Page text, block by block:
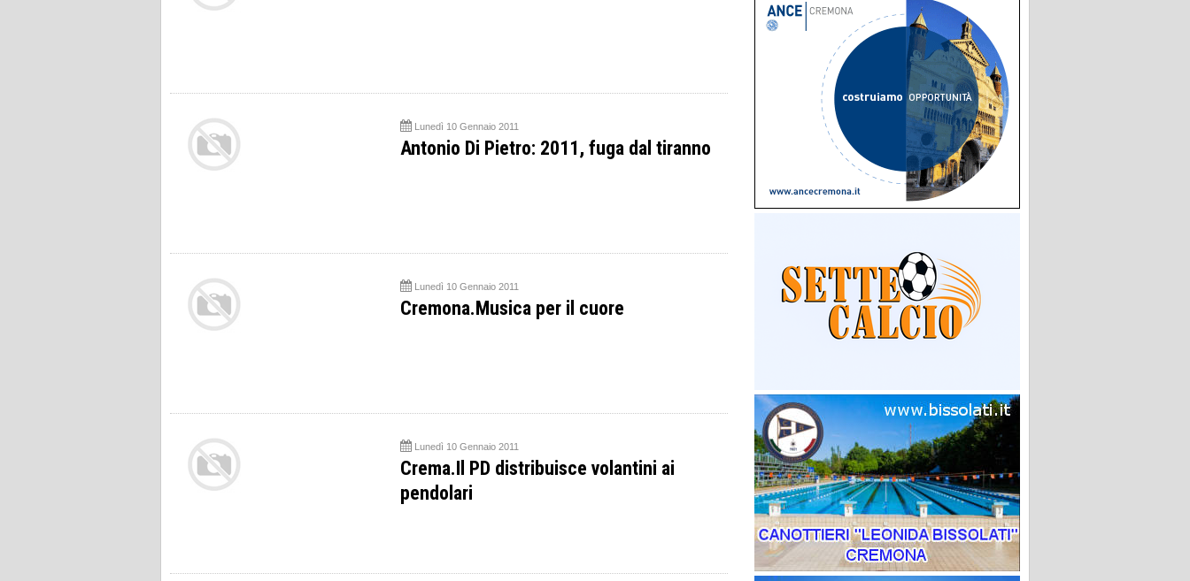
Lunedì 10 Gennaio 2011
Antonio Di Pietro: 2011, fuga dal tiranno
Lunedì 10 Gennaio 2011
Cremona.Musica per il cuore
Lunedì 10 Gennaio 2011
Crema.Il PD distribuisce volantini ai
pendolari